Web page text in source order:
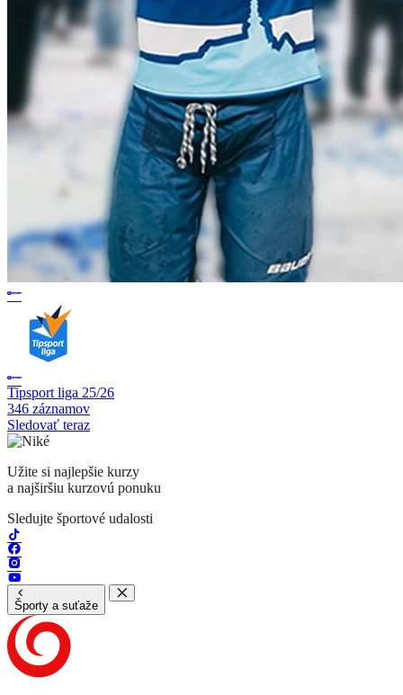
Tipsport liga 25/26
346 záznamov
Sledovať teraz
Užite si najlepšie kurzy
a najširšiu kurzovú ponuku
Sledujte športové udalosti
Športy a suťaže